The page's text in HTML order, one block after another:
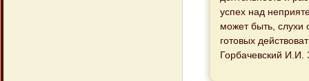
успех над
может быть, слухи
готовых
Горбачевский И.И.